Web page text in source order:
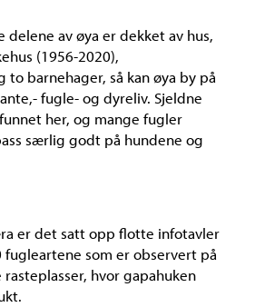
delene av øya er dekket av hus,
(1956-2020),
to barnehager, så kan øya by på
fugle- og dyreliv. Sjeldne
her, og mange fugler
særlig godt på hundene og
er det satt opp flotte infotavler
fugleartene som er observert på
hvor gapahuken